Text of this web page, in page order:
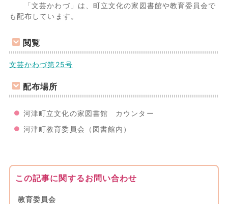
「文芸かわづ」は、町立文化の家図書館や教育委員会で
も配布しています。
閲覧
文芸かわづ第25号
配布場所
河津町立文化の家図書館 カウンター
河津町教育委員会（図書館内）
この記事に関するお問い合わせ
教育委員会